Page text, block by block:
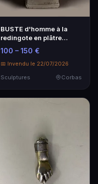
BUSTE d'homme à la
redingote en plâtre
anciennement patiné. …
100 – 150 €
📅 Invendu le 22/07/2026
Sculptures
Corbas